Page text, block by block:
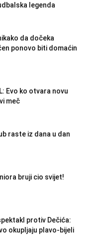
legenda
da dočeka
ponovo biti domaćin
Evo ko otvara novu
meč
raste iz dana u dan
bruji cio svijet!
protiv Dečića:
okupljaju plavo-bijeli